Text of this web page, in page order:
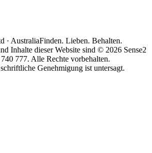
· AustraliaFinden. Lieben. Behalten.
Inhalte dieser Website sind © 2026 Sense2
777. Alle Rechte vorbehalten.
Genehmigung ist untersagt.